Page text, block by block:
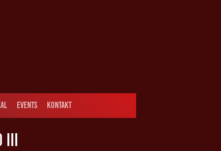
EVENTS KONTAKT
III